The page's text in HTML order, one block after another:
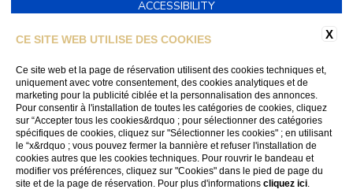
ACCESSIBILITY
SUIVEZ-NOUS SUR LES MÉDIAS SOCIAUX
Facebook
Instagram
WEBSITE BY BLASTNESS
X
CE SITE WEB UTILISE DES COOKIES
Ce site web et la page de réservation utilisent des cookies techniques et,
uniquement avec votre consentement, des cookies analytiques et de
marketing pour la publicité ciblée et la personnalisation des annonces.
Pour consentir à l'installation de toutes les catégories de cookies, cliquez
sur “Accepter tous les cookies&rdquo ; pour sélectionner des catégories
spécifiques de cookies, cliquez sur "Sélectionner les cookies" ; en utilisant
le “x&rdquo ; vous pouvez fermer la bannière et refuser l'installation de
cookies autres que les cookies techniques. Pour rouvrir le bandeau et
modifier vos préférences, cliquez sur "Cookies" dans le pied de page du
site et de la page de réservation. Pour plus d'informations cliquez ici